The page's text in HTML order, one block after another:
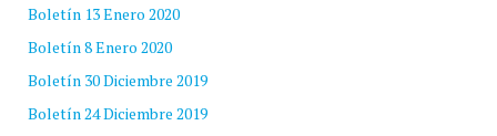
Boletín 13 Enero 2020
Boletín 8 Enero 2020
Boletín 30 Diciembre 2019
Boletín 24 Diciembre 2019